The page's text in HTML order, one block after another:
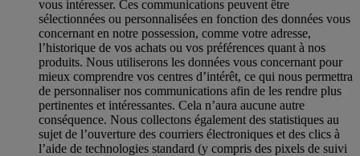
vous intéresser. Ces communications peuvent être
sélectionnées ou personnalisées en fonction des données vous
concernant en notre possession, comme votre adresse,
l’historique de vos achats ou vos préférences quant à nos
produits. Nous utiliserons les données vous concernant pour
mieux comprendre vos centres d’intérêt, ce qui nous permettra
de personnaliser nos communications afin de les rendre plus
pertinentes et intéressantes. Cela n’aura aucune autre
conséquence. Nous collectons également des statistiques au
sujet de l’ouverture des courriers électroniques et des clics à
l’aide de technologies standard (y compris des pixels de suivi